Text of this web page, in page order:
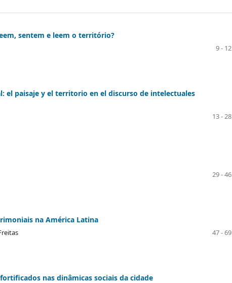
sentem e leem o território?
9 - 12
el paisaje y el territorio en el discurso de intelectuales
13 - 28
29 - 46
na América Latina
47 - 69
nas dinâmicas sociais da cidade